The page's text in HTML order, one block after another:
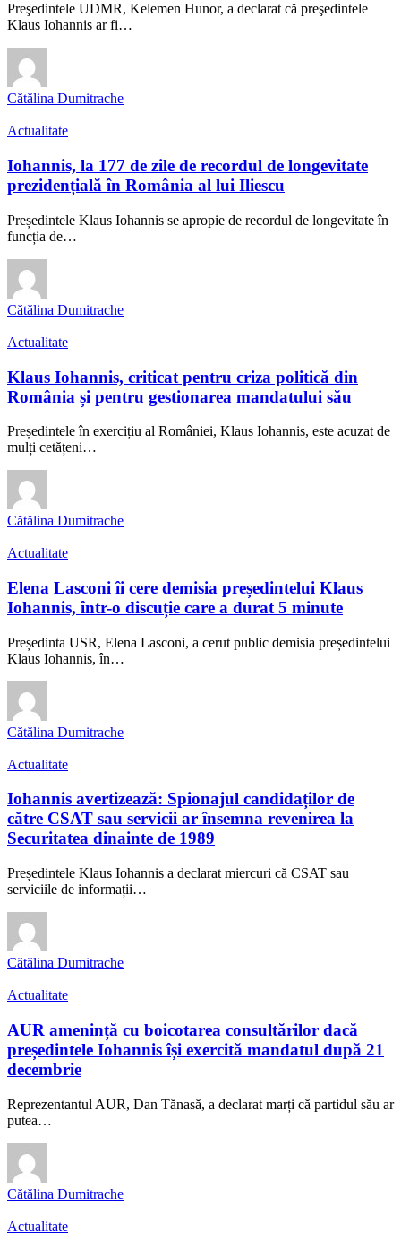
Preşedintele UDMR, Kelemen Hunor, a declarat că preşedintele
Klaus Iohannis ar fi…
Cătălina Dumitrache
Actualitate
Iohannis, la 177 de zile de recordul de longevitate
prezidențială în România al lui Iliescu
Președintele Klaus Iohannis se apropie de recordul de longevitate în
funcția de…
Cătălina Dumitrache
Actualitate
Klaus Iohannis, criticat pentru criza politică din
România și pentru gestionarea mandatului său
Președintele în exercițiu al României, Klaus Iohannis, este acuzat de
mulți cetățeni…
Cătălina Dumitrache
Actualitate
Elena Lasconi îi cere demisia președintelui Klaus
Iohannis, într-o discuție care a durat 5 minute
Președinta USR, Elena Lasconi, a cerut public demisia președintelui
Klaus Iohannis, în…
Cătălina Dumitrache
Actualitate
Iohannis avertizează: Spionajul candidaților de
către CSAT sau servicii ar însemna revenirea la
Securitatea dinainte de 1989
Președintele Klaus Iohannis a declarat miercuri că CSAT sau
serviciile de informații…
Cătălina Dumitrache
Actualitate
AUR amenință cu boicotarea consultărilor dacă
președintele Iohannis își exercită mandatul după 21
decembrie
Reprezentantul AUR, Dan Tănasă, a declarat marți că partidul său ar
putea…
Cătălina Dumitrache
Actualitate